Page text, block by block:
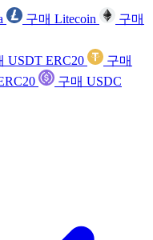
구매 Litecoin
구매
USDT ERC20
구매
구매 USDC